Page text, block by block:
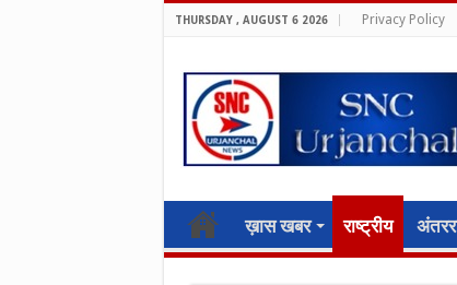
THURSDAY , AUGUST 6 2026 Privacy Policy
ख़ास खबर राष्ट्रीय